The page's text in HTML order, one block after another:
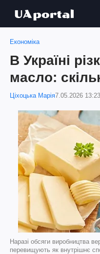
Економіка
В Україні
масло:
Ціхоцька Марія7.05.2026 13:23
Наразі обсяги виробництва
перевищують як внутрішнє